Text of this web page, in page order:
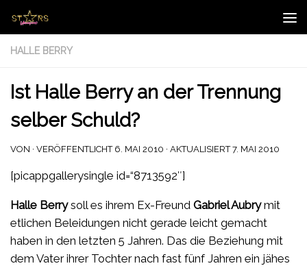
Zum Inhalt springen
HALLE BERRY
Ist Halle Berry an der Trennung
selber Schuld?
VON · VERÖFFENTLICHT 6. MAI 2010 · AKTUALISIERT7. MAI 2010
[picappgallerysingle id=“8713592″]
Halle Berrysoll es ihrem Ex-Freund Gabriel Aubrymit
etlichen Beleidungen nicht gerade leicht gemacht
haben in den letzten 5 Jahren. Das die Beziehung mit
dem Vater ihrer Tochter nach fast fünf Jahren ein jähes